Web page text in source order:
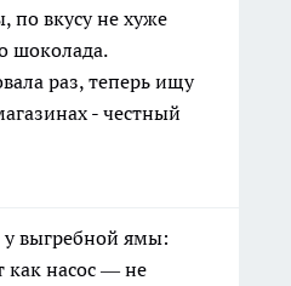
по вкусу не хуже
шоколада.
раз, теперь ищу
- честный
у выгребной ямы:
как насос — не